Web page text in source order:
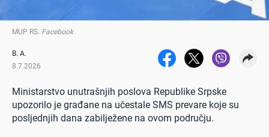
MUP RS Facebook
B. A.
8.7.2026
Ministarstvo unutrašnjih poslova Republike Srpske
upozorilo je građane na učestale SMS prevare koje su
posljednjih dana zabilježene na ovom području.